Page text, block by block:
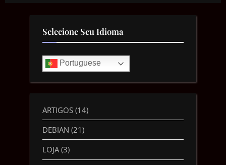
Selecione Seu Idioma
Portuguese
ARTIGOS (14)
DEBIAN (21)
LOJA(3)